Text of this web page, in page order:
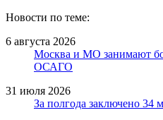
Новости по теме:
6 августа 2026
Москва и МО занимают
ОСАГО
31 июля 2026
За полгода заключено